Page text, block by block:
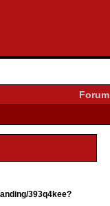
Forum
393q4kee?